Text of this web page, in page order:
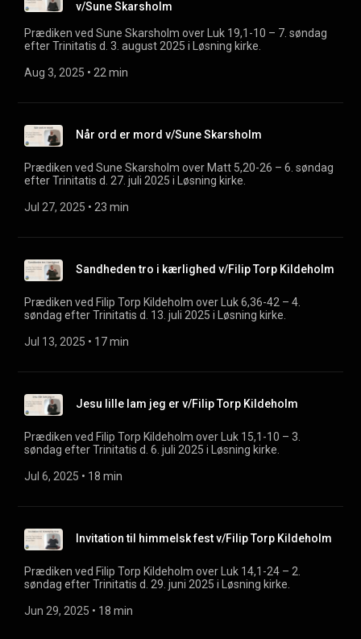
v/Sune Skarsholm
Prædiken ved Sune Skarsholm over Luk 19,1-10 – 7. søndag
efter Trinitatis d. 3. august 2025 i Løsning kirke.
Aug 3, 2025 • 22 min
Når ord er mord v/Sune Skarsholm
Prædiken ved Sune Skarsholm over Matt 5,20-26 – 6. søndag
efter Trinitatis d. 27. juli 2025 i Løsning kirke.
Jul 27, 2025 • 23 min
Sandheden tro i kærlighed v/Filip Torp Kildeholm
Prædiken ved Filip Torp Kildeholm over Luk 6,36-42 – 4.
søndag efter Trinitatis d. 13. juli 2025 i Løsning kirke.
Jul 13, 2025 • 17 min
Jesu lille lam jeg er v/Filip Torp Kildeholm
Prædiken ved Filip Torp Kildeholm over Luk 15,1-10 – 3.
søndag efter Trinitatis d. 6. juli 2025 i Løsning kirke.
Jul 6, 2025 • 18 min
Invitation til himmelsk fest v/Filip Torp Kildeholm
Prædiken ved Filip Torp Kildeholm over Luk 14,1-24 – 2.
søndag efter Trinitatis d. 29. juni 2025 i Løsning kirke.
Jun 29, 2025 • 18 min